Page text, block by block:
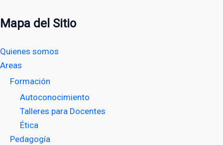
Mapa del Sitio
Quienes somos
Areas
Formación
Autoconocimiento
Talleres para Docentes
Ética
Pedagogía